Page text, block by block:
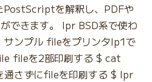
を解釈し、PDFや
できます。 lpr BSD系で使わ
サンプル fileをプリンタlp1で
fileを2部印刷する $ cat
さずにfileを印刷する $ lpr